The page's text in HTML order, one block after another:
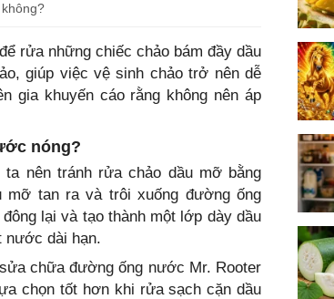
rửa những chiếc chảo bám đầy dầu
giúp việc vệ sinh chảo trở nên dễ
gia khuyến cáo rằng không nên áp
nóng?
nên tránh rửa chảo dầu mỡ bằng
tan ra và trôi xuống đường ống
lại và tạo thành một lớp dày dầu
nước dài hạn.
chữa đường ống nước Mr. Rooter
chọn tốt hơn khi rửa sạch cặn dầu